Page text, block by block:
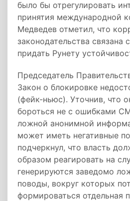
было бы отрегулировать
принятия международной
Медведев отметил, что
законодательства связана
придать Рунету
Председатель
Закон о блокировке
(фейк-ньюс). Уточнив, что
бороться не с ошибками
ложной анонимной
может иметь негативные
подчеркнул, что власть
образом реагировать на
генерируются заведомо
поводы, вокруг которых
формироваться отдельная